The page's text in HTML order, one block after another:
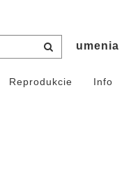
umenia
Reprodukcie Info